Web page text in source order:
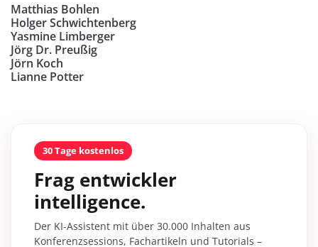
Matthias Bohlen
Holger Schwichtenberg
Yasmine Limberger
Jörg Dr. Preußig
Jörn Koch
Lianne Potter
30 Tage kostenlos
Frag entwickler
intelligence.
Der KI-Assistent mit über 30.000 Inhalten aus
Konferenzsessions, Fachartikeln und Tutorials –